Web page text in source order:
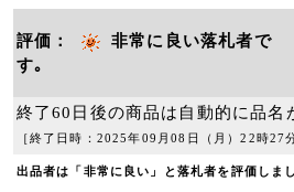
評価：
非常に良い落札者で
す｡
終了60日後の商品は自動的に品名
［終了日時：2025年09月08日（月）22時27
出品者は「非常に良い」と落札者を評価しま